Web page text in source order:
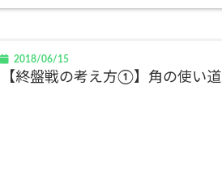
2018/06/15
【終盤戦の考え方①】角の使い道